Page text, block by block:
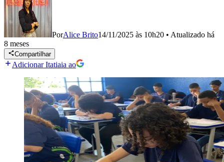
PorAlice Brito14/11/2025 às 10h20 • Atualizado há
8 meses
Compartilhar
Adicionar Itatiaia ao